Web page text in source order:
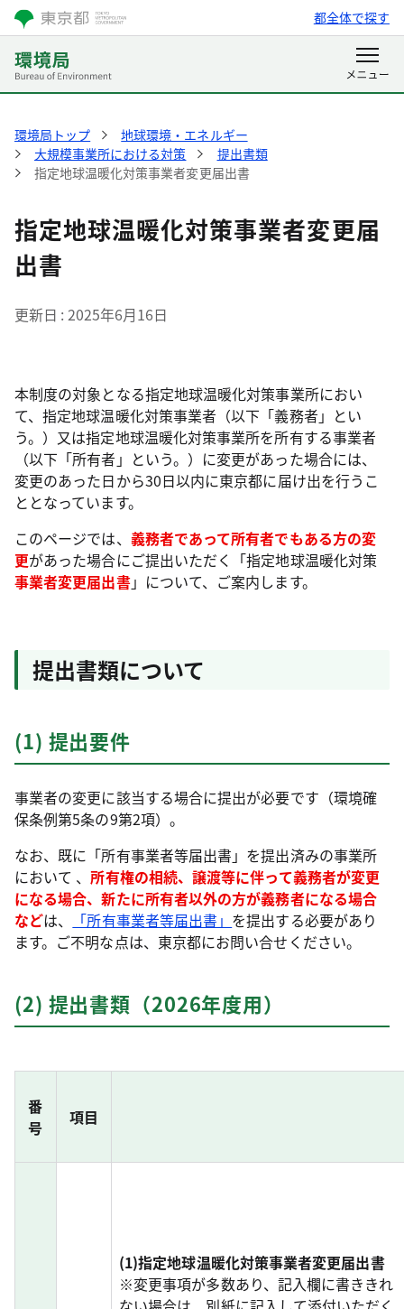
都全体で探す
環境局トップ
地球環境・エネルギー
大規模事業所における対策
提出書類
指定地球温暖化対策事業者変更届出書
指定地球温暖化対策事業者変更届
出書
更新日 2025年6月16日
本制度の対象となる指定地球温暖化対策事業所におい
て、指定地球温暖化対策事業者（以下「義務者」とい
う。）又は指定地球温暖化対策事業所を所有する事業者
（以下「所有者」という。）に変更があった場合には、
変更のあった日から30日以内に東京都に届け出を行うこ
ととなっています。
このページでは、 義務者であって所有者でもある方の変
更があった場合にご提出いただく「指定地球温暖化対策
事業者変更届出書」について、ご案内します。
提出書類について
(1) 提出要件
事業者の変更に該当する場合に提出が必要です（環境確
保条例第5条の9第2項）。
なお、既に「所有事業者等届出書」を提出済みの事業所
において 、所有権の相続、譲渡等に伴って義務者が変更
になる場合、新たに所有者以外の方が義務者になる場合
などは、 「所有事業者等届出書」 を提出する必要があり
ます。ご不明な点は、東京都にお問い合せください。
(2) 提出書類（2026年度用）
番
号
項目
(1)指定地球温暖化対策事業者変更届出書
※変更事項が多数あり、記入欄に書ききれ